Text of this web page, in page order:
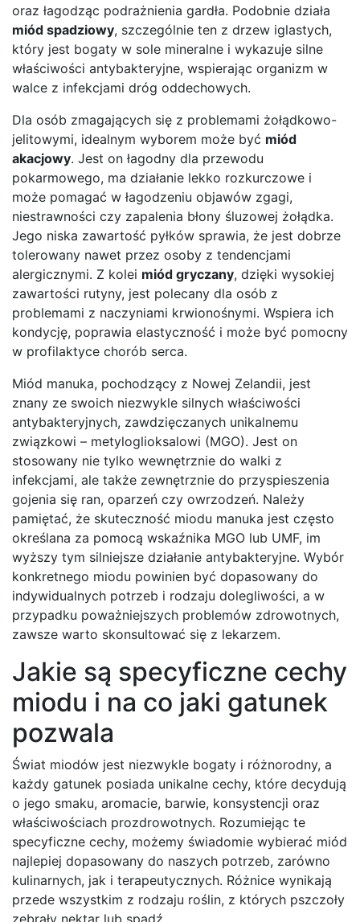
oraz łagodząc podrażnienia gardła. Podobnie działa
miód spadziowy, szczególnie ten z drzew iglastych,
który jest bogaty w sole mineralne i wykazuje silne
właściwości antybakteryjne, wspierając organizm w
walce z infekcjami dróg oddechowych.
Dla osób zmagających się z problemami żołądkowo-
jelitowymi, idealnym wyborem może być miód
akacjowy. Jest on łagodny dla przewodu
pokarmowego, ma działanie lekko rozkurczowe i
może pomagać w łagodzeniu objawów zgagi,
niestrawności czy zapalenia błony śluzowej żołądka.
Jego niska zawartość pyłków sprawia, że jest dobrze
tolerowany nawet przez osoby z tendencjami
alergicznymi. Z kolei miód gryczany, dzięki wysokiej
zawartości rutyny, jest polecany dla osób z
problemami z naczyniami krwionośnymi. Wspiera ich
kondycję, poprawia elastyczność i może być pomocny
w profilaktyce chorób serca.
Miód manuka, pochodzący z Nowej Zelandii, jest
znany ze swoich niezwykle silnych właściwości
antybakteryjnych, zawdzięczanych unikalnemu
związkowi – metyloglioksalowi (MGO). Jest on
stosowany nie tylko wewnętrznie do walki z
infekcjami, ale także zewnętrznie do przyspieszenia
gojenia się ran, oparzeń czy owrzodzeń. Należy
pamiętać, że skuteczność miodu manuka jest często
określana za pomocą wskaźnika MGO lub UMF, im
wyższy tym silniejsze działanie antybakteryjne. Wybór
konkretnego miodu powinien być dopasowany do
indywidualnych potrzeb i rodzaju dolegliwości, a w
przypadku poważniejszych problemów zdrowotnych,
zawsze warto skonsultować się z lekarzem.
Jakie są specyficzne cechy
miodu i na co jaki gatunek
pozwala
Świat miodów jest niezwykle bogaty i różnorodny, a
każdy gatunek posiada unikalne cechy, które decydują
o jego smaku, aromacie, barwie, konsystencji oraz
właściwościach prozdrowotnych. Rozumiejąc te
specyficzne cechy, możemy świadomie wybierać miód
najlepiej dopasowany do naszych potrzeb, zarówno
kulinarnych, jak i terapeutycznych. Różnice wynikają
przede wszystkim z rodzaju roślin, z których pszczoły
zebrały nektar lub spadź.